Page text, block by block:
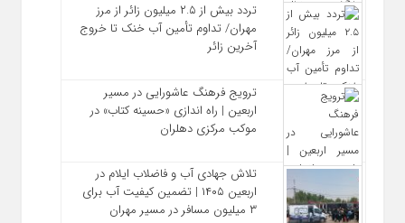
تردد بیش از ۲.۵ میلیون زائر از مرز
مهران/ تداوم تأمین آب خنک تا خروج
آخرین زائر
ترویج فرهنگ عاشورایی در مسیر
اربعین | راه‌ اندازی «حسینه کتاب» در
موکب مرکزی دهلران
تلاش جهادی آب و فاضلاب ایلام در
اربعین ۱۴۰۵ | تضمین کیفیت آب برای
۳ میلیون مسافر در مسیر مهران